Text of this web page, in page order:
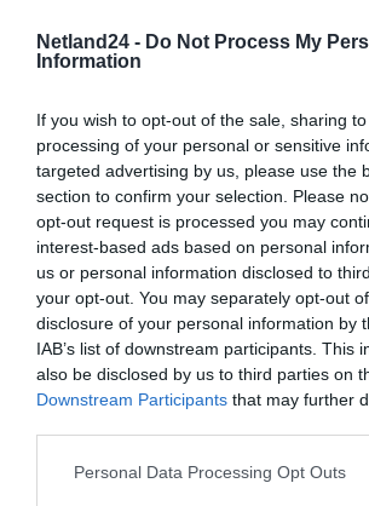
Netland24 - Do Not Process My
Information
If you wish to opt-out of the sale, sharing
processing of your personal or sensitive
targeted advertising by us, please use the
section to confirm your selection. Please
opt-out request is processed you may
interest-based ads based on personal
us or personal information disclosed to
your opt-out. You may separately opt-out
disclosure of your personal information by
IAB’s list of downstream participants. This
also be disclosed by us to third parties on
Downstream Participants that may further
Personal Data Processing Opt Outs
szyny pamięci
Typ pamięci
Liczba pamięci
w zestawie
1
Opóźnienie CAS
Latency (CL)
CL9
Radiator Nie
Więcej
informacji
www.transcend-info.com
Deklarowana waga jest wagą minimalną i może
konfiguracji oraz zmian występujących w procesie
INFORMACJE HANDLOWE